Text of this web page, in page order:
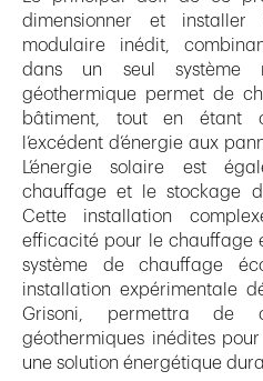
dimensionner et installer
modulaire inédit,
dans un seul système
géothermique permet de
bâtiment, tout en étant
l’excédent d’énergie aux
L’énergie solaire est
chauffage et le stockage
Cette installation
efficacité pour le chauffage
système de chauffage
installation expérimentale
Grisoni, permettra de
géothermiques inédites
une solution énergétique